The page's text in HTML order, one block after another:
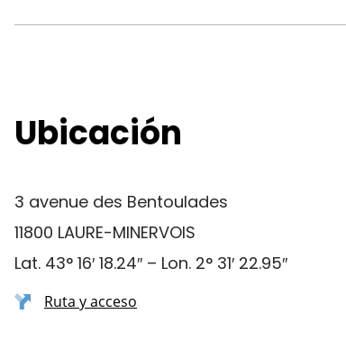
Ubicación
3 avenue des Bentoulades
11800 LAURE-MINERVOIS
Lat. 43° 16′ 18.24″ – Lon. 2° 31′ 22.95″
Ruta y acceso